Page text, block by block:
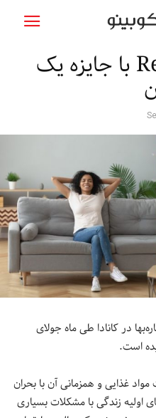
مسابقه Rentals.ca با جایزه یک
در کانادا طی ماه جولای
غذایی و همزمانی آن با بحران
اولیه زندگی با مشکلات بسیاری